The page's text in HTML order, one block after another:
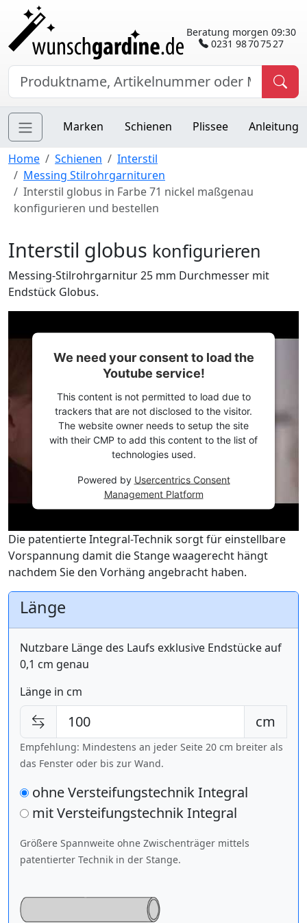
Beratung morgen 09:30
0231 98 70 75 27
Marken Schienen Plissee Anleitung
Home Schienen
Interstil
Messing Stilrohrgarnituren
Interstil globus in Farbe 71 nickel maßgenau
konfigurieren und bestellen
Interstil globus konfigurieren
Messing-Stilrohrgarnitur 25 mm Durchmesser mit
Endstück Globus.
We need your consent to load the
Youtube service!
This content is not permitted to load due to
trackers that are not disclosed to the visitor.
The website owner needs to setup the site
with their CMP to add this content to the list of
technologies used.
Powered by Usercentrics Consent
Management Platform
Die patentierte Integral-Technik sorgt für einstellbare
Vorspannung damit die Stange waagerecht hängt
nachdem Sie den Vorhäng angebracht haben.
Länge
Nutzbare Länge des Laufs exklusive Endstücke auf
0,1 cm genau
Länge in cm
cm
Empfehlung: Mindestens an jeder Seite 20 cm breiter als
das Fenster oder bis zur Wand.
ohne Versteifungstechnik Integral
mit VersteifungstechnikIntegral
Größere Spannweite ohne Zwischenträger mittels
patentierter Technik in der Stange.